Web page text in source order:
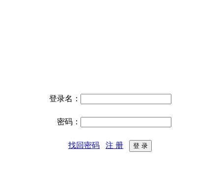
登录名：
密码：
找回密码 注 册